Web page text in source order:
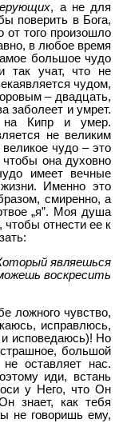
, а не для
поверить в Бога,
от того произошло
в любое время
большое чудо
учат, что не
чудом,
– двадцать,
заболеет и умрет.
на Кипр и умер.
не великим
чудо – это
она духовно
имеет вечные
Именно это
смиренно, а
„я”. Моя душа
чтобы отнести ее к
являешься
воскресить
ложного чувство,
исправлюсь,
и исповедаюсь)! Но
большой
оставляет нас.
иди, встань
у Него, что Он
знает, как тебя
не говоришь ему,